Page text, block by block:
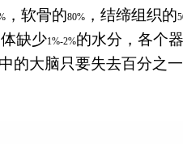
，软骨的80% ，结缔组织的
缺少1%-2%的水分，各个
的大脑只要失去百分之